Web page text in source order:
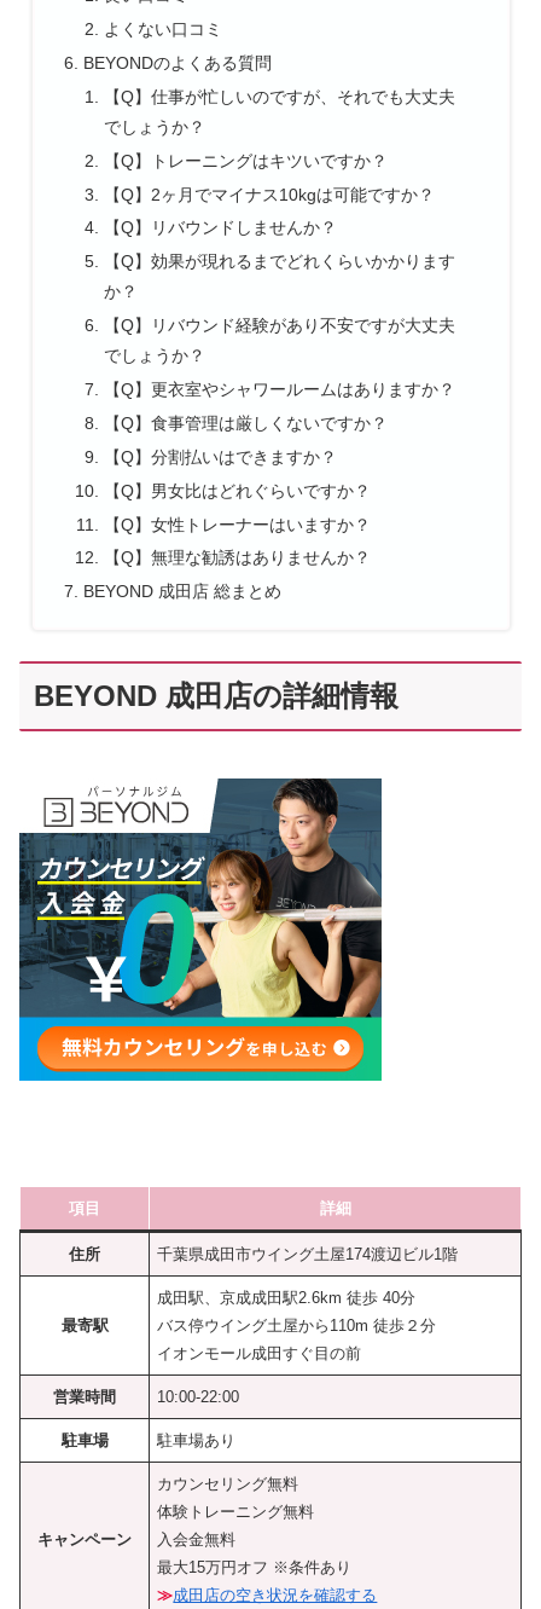
よくない口コミ
BEYONDのよくある質問
【Q】仕事が忙しいのですが、それでも大丈夫
でしょうか？
【Q】トレーニングはキツいですか？
【Q】2ヶ月でマイナス10kgは可能ですか？
【Q】リバウンドしませんか？
【Q】効果が現れるまでどれくらいかかります
か？
【Q】リバウンド経験があり不安ですが大丈夫
でしょうか？
【Q】更衣室やシャワールームはありますか？
【Q】食事管理は厳しくないですか？
【Q】分割払いはできますか？
【Q】男女比はどれぐらいですか？
【Q】女性トレーナーはいますか？
【Q】無理な勧誘はありませんか？
BEYOND 成田店 総まとめ
BEYOND 成田店の詳細情報
項目 詳細
住所 千葉県成田市ウイング土屋174渡辺ビル1階
最寄駅
成田駅、京成成田駅2.6km 徒歩 40分
バス停ウイング土屋から110m 徒歩２分
イオンモール成田すぐ目の前
営業時間 10:00-22:00
駐車場 駐車場あり
キャンペーン
カウンセリング無料
体験トレーニング無料
入会金無料
最大15万円オフ ※条件あり
≫成田店の空き状況を確認する